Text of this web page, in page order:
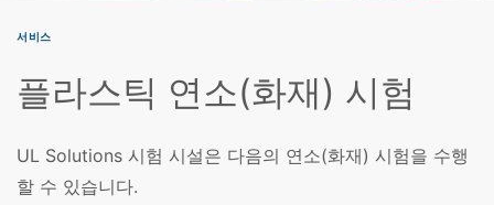
서비스
플라스틱 연소(화재) 시험
UL Solutions 시험 시설은 다음의 연소(화재) 시험을 수행
할 수 있습니다.